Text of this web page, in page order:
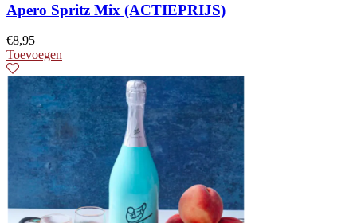
Apero Spritz Mix (ACTIEPRIJS)
€8,95
Toevoegen